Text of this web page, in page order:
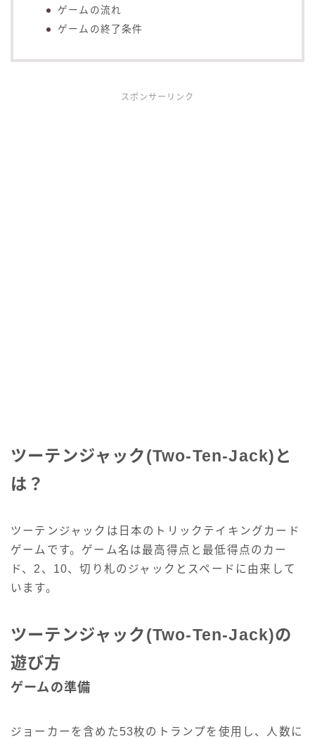
ゲームの流れ
ゲームの終了条件
スポンサーリンク
ツーテンジャック(Two-Ten-Jack)と
は？
ツーテンジャックは日本のトリックテイキングカード
ゲームです。ゲーム名は最高得点と最低得点のカー
ド、2、10、切り札のジャックとスペードに由来して
います。
ツーテンジャック(Two-Ten-Jack)の
遊び方
ゲームの準備
ジョーカーを含めた53枚のトランプを使用し、人数に